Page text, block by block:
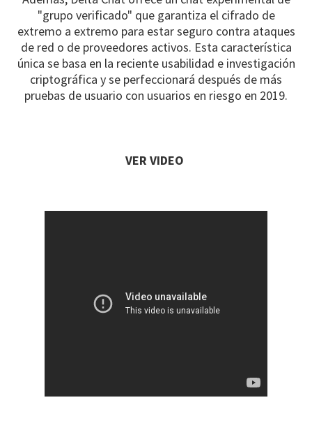
"grupo verificado" que garantiza el cifrado de
extremo a extremo para estar seguro contra ataques
de red o de proveedores activos. Esta característica
única se basa en la reciente usabilidad e investigación
criptográfica y se perfeccionará después de más
pruebas de usuario con usuarios en riesgo en 2019.
VER VIDEO